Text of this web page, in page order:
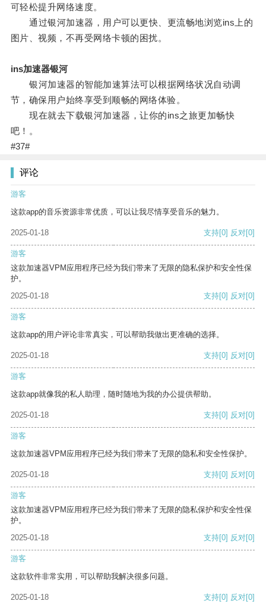
可轻松提升网络速度。
通过银河加速器，用户可以更快、更流畅地浏览ins上的
图片、视频，不再受网络卡顿的困扰。
ins加速器银河
银河加速器的智能加速算法可以根据网络状况自动调
节，确保用户始终享受到顺畅的网络体验。
现在就去下载银河加速器，让你的ins之旅更加畅快
吧！。
#37#
评论
游客
这款app的音乐资源非常优质，可以让我尽情享受音乐的魅力。
2025-01-18 支持[0] 反对[0]
游客
这款加速器VPM应用程序已经为我们带来了无限的隐私保护和安全性保
护。
2025-01-18
支持[0] 反对[0]
游客
这款app的用户评论非常真实，可以帮助我做出更准确的选择。
2025-01-18 支持[0] 反对[0]
游客
这款app就像我的私人助理，随时随地为我的办公提供帮助。
2025-01-18 支持[0] 反对[0]
游客
这款加速器VPM应用程序已经为我们带来了无限的隐私和安全性保护。
2025-01-18 支持[0] 反对[0]
游客
这款加速器VPM应用程序已经为我们带来了无限的隐私保护和安全性保
护。
2025-01-18
支持[0] 反对[0]
游客
这款软件非常实用，可以帮助我解决很多问题。
2025-01-18 支持[0] 反对[0]